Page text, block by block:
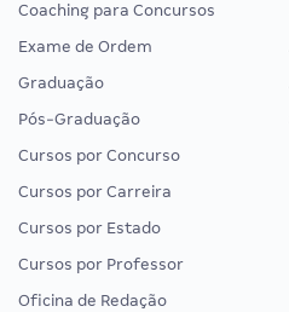
Coaching para Concursos
Exame de Ordem
Graduação
Pós-Graduação
Cursos por Concurso
Cursos por Carreira
Cursos por Estado
Cursos por Professor
Oficina de Redação